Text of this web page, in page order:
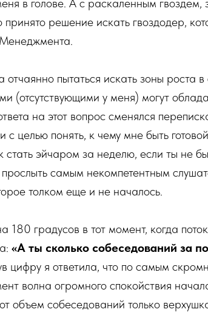
в голове. А с раскаленным гвоздем,
решение искать гвоздодер,
пытаться искать зоны роста в
(отсутствующими у меня) могут
на этот вопрос сменялся
целью понять, к чему мне быть
стать эйчаром за неделю, если ты не
самым некомпетентным
толком еще и не началось.
180 градусов в тот момент, когда
«А ты сколько собеседований за
цифру я ответила, что по самым
волна огромного спокойствия
объем собеседований только